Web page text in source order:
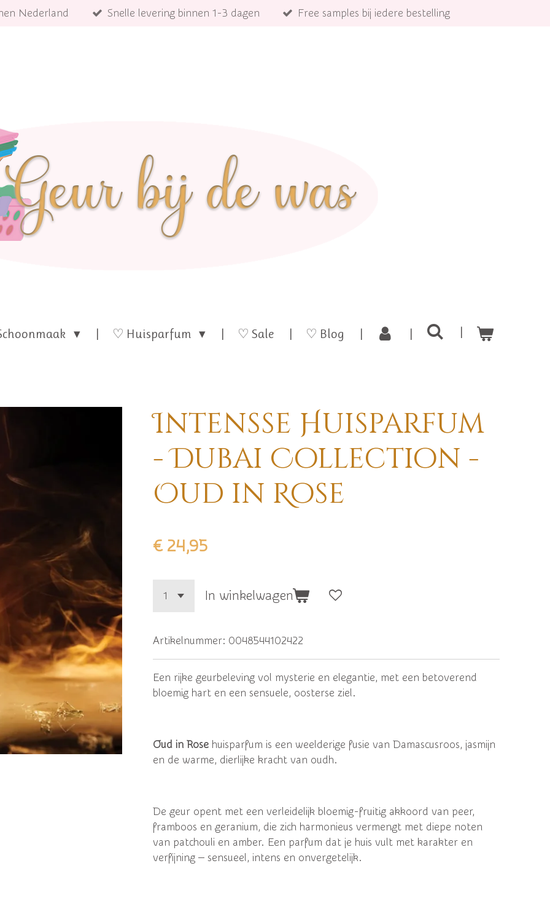
Nederland Snelle levering binnen 1-3 dagen Free samples bij iedere bestelling
♡ Huisparfum ♡ Sale ♡ Blog
Intensse Huisparfum
- Dubai Collection -
Oud in Rose
€ 24,95
In winkelwagen
Artikelnummer: 0048544102422
Een rijke geurbeleving vol mysterie en elegantie, met een betoverend
bloemig hart en een sensuele, oosterse ziel.
Oud in Rose huisparfum is een weelderige fusie van Damascusroos, jasmijn
en de warme, dierlijke kracht van oudh.
De geur opent met een verleidelijk bloemig-fruitig akkoord van peer,
framboos en geranium, die zich harmonieus vermengt met diepe noten
van patchouli en amber. Een parfum dat je huis vult met karakter en
verfijning — sensueel, intens en onvergetelijk.